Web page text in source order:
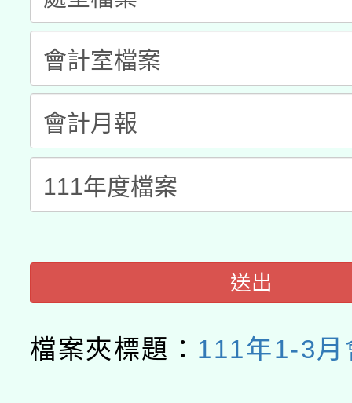
業技術研究院辦理「
用水績優單位及節水達
動」
115年8月22日(星期六
桃園市孔廟祈福系列
開 智慧啟航」
2026年桃園地景藝術
送出
檔案夾標題： 111年1-3月